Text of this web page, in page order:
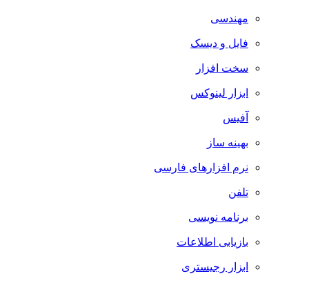
مهندسی
فایل و دیسک
سخت افزار
ابزار لینوکس
آفیس
بهینه ساز
نرم افزارهای فارسی
تلفن
برنامه نویسی
بازیابی اطلاعات
ابزار رجیستری